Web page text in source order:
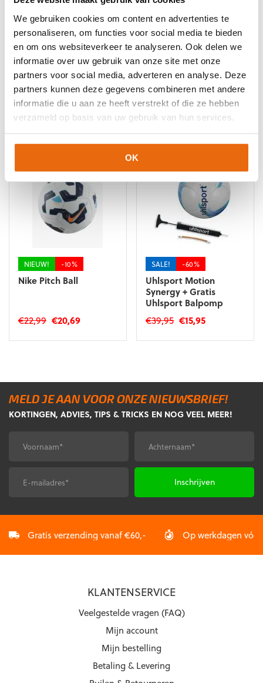
We gebruiken cookies om content en advertenties te
personaliseren, om functies voor social media te bieden
en om ons websiteverkeer te analyseren. Ook delen we
informatie over uw gebruik van onze site met onze
partners voor social media, adverteren en analyse. Deze
partners kunnen deze gegevens combineren met andere
informatie die u aan ze heeft verstrekt of die ze hebben
verzameld op basis van uw gebruik van hun services.
OK
-69%
Brambo Voetbal M2
€79,99 Oorspronkelijke
prijs
was:
€79,99.
€25,00Huidige
prijs
is:
€25,00.
NIEUW! -10%
Puma Orbita 1 TB Pro
€124,95Oorspronkelijke
prijs
was:
€124,95.
€112,45Huidige
prijs
is:
€112,45.
NIEUW! -10%
Nike Pitch Ball
€22,99 Oorspronkelijke
€20,69Huidige
SALE! -60%
Uhlsport Motion
Synergy + Gratis
Uhlsport Balpomp
€39,95 Oorspronkelijke
€15,95Huidige
Dit
Deze
optie
gekozen
worden
op
MELD JE AAN VOOR ONZE NIEUWSBRIEF!
KORTINGEN, ADVIES, TIPS & TRICKS EN NOG VEEL MEER!
Voornaam* Achternaam*
Gratis verzending vanaf €60,- Op werkdagen
KLANTENSERVICE
Veelgestelde vragen (FAQ)
Mijn account
Mijn bestelling
Betaling & Levering